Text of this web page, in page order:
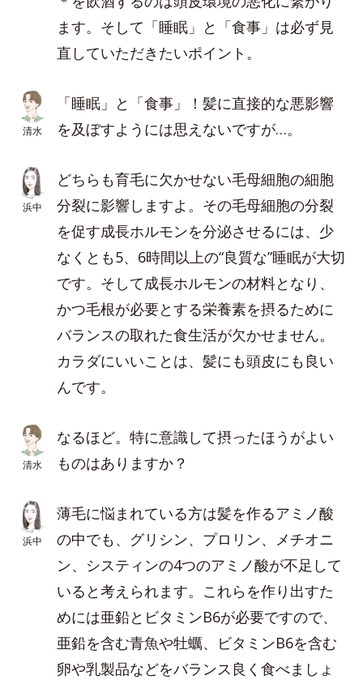
ます。そして「睡眠」と「食事」は必ず見
直していただきたいポイント。
清水
「睡眠」と「食事」！髪に直接的な悪影響
を及ぼすようには思えないですが…。
浜中
どちらも育毛に欠かせない毛母細胞の細胞
分裂に影響しますよ。その毛母細胞の分裂
を促す成長ホルモンを分泌させるには、少
なくとも5、6時間以上の“良質な”睡眠が大切
です。そして成長ホルモンの材料となり、
かつ毛根が必要とする栄養素を摂るために
バランスの取れた食生活が欠かせません。
カラダにいいことは、髪にも頭皮にも良い
んです。
清水
なるほど。特に意識して摂ったほうがよい
ものはありますか？
浜中
薄毛に悩まれている方は髪を作るアミノ酸
の中でも、グリシン、プロリン、メチオニ
ン、システィンの4つのアミノ酸が不足して
いると考えられます。これらを作り出すた
めには亜鉛とビタミンB6が必要ですので、
亜鉛を含む青魚や牡蠣、ビタミンB6を含む
卵や乳製品などをバランス良く食べましょ